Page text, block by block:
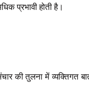
प्रभावी होती है।
की तुलना में व्यक्तिगत